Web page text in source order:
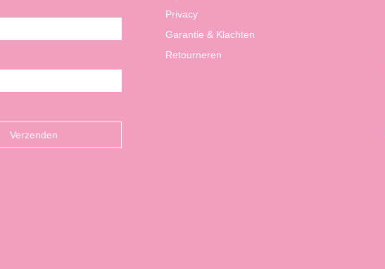
Privacy
Garantie & Klachten
Retourneren